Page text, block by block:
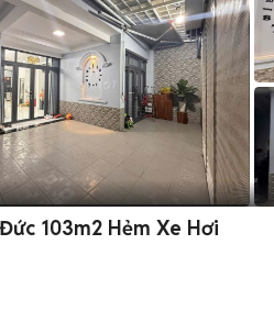
103m2 Hẻm Xe Hơi